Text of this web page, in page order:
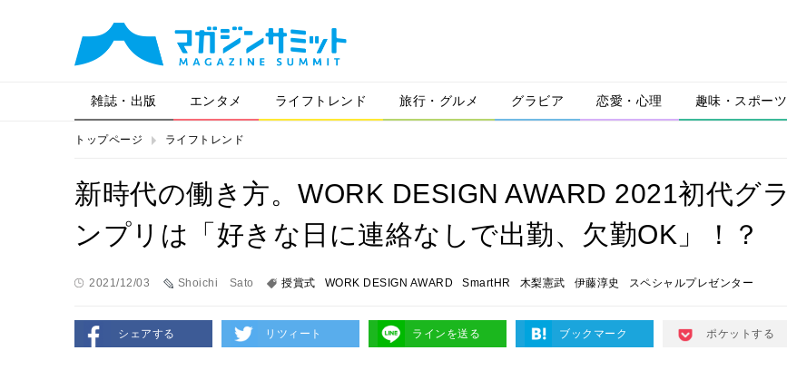
雑誌・出版 エンタメ ライフトレンド 旅行・グルメ グラビア 恋愛・心理 趣味・スポーツ
トップページ ライフトレンド
新時代の働き方。WORK DESIGN AWARD 2021初代グラ
ンプリは「好きな日に連絡なしで出勤、欠勤OK」！？
2021/12/03 Shoichi Sato 授賞式 WORK DESIGN AWARD SmartHR 木梨憲武 伊藤淳史 スペシャルプレゼンター
シェアする リツィート ラインを送る ブックマーク ポケットする